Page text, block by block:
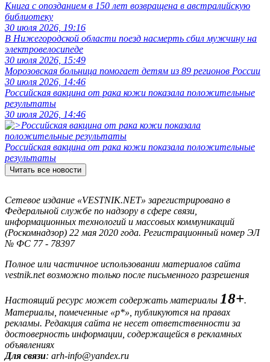
Книга с опозданием в 150 лет возвращена в австралийскую
библиотеку
30 июля 2026, 19:16
В Нижегородской области поезд насмерть сбил мужчину на
электровелосипеде
30 июля 2026, 15:49
Морозовская больница помогает детям из 89 регионов России
30 июля 2026, 14:46
Российская вакцина от рака кожи показала положительные
результаты
30 июля 2026, 14:46
Российская вакцина от рака кожи показала положительные
результаты
Читать все новости
Сетевое издание «VESTNIK.NET» зарегистрировано в
Федеральной службе по надзору в сфере связи,
информационных технологий и массовых коммуникаций
(Роскомнадзор) 22 мая 2020 года. Регистрационный номер ЭЛ
№ ФС 77 - 78397
Полное или частичное использовании материалов сайта
vestnik.net возможно только после письменного разрешения
Настоящий ресурс может содержать материалы 18+.
Материалы, помеченные «р*», публикуются на правах
рекламы. Редакция сайта не несет ответственности за
достоверность информации, содержащейся в рекламных
объявлениях
Для связи: arh-info@yandex.ru